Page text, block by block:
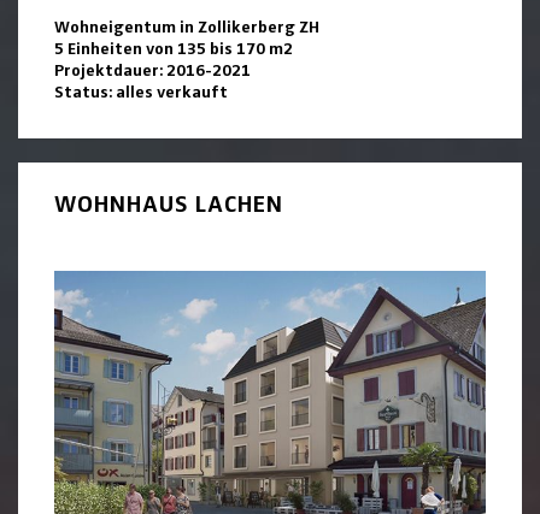
Wohneigentum in Zollikerberg ZH
5 Einheiten von 135 bis 170 m2
Projektdauer: 2016-2021
Status: alles verkauft
WOHNHAUS LACHEN